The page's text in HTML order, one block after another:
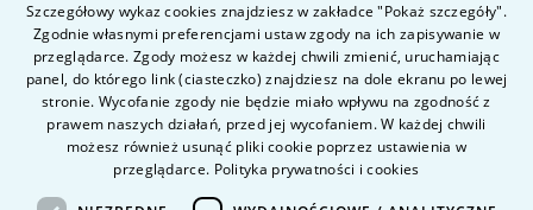
Nauka i badania
Intranet
Pytania i odpowiedzi
Kontakt
ENGLISH
Szczegółowy wykaz cookies znajdziesz w zakładce "Pokaż szczegóły".
Zgodnie własnymi preferencjami ustaw zgody na ich zapisywanie w
przeglądarce. Zgody możesz w każdej chwili zmienić, uruchamiając
panel, do którego link (ciasteczko) znajdziesz na dole ekranu po lewej
stronie. Wycofanie zgody nie będzie miało wpływu na zgodność z
prawem naszych działań, przed jej wycofaniem. W każdej chwili
możesz również usunąć pliki cookie poprzez ustawienia w
przeglądarce. Polityka prywatności i cookies